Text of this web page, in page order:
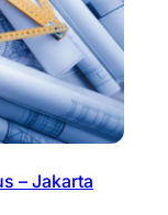
– Jakarta